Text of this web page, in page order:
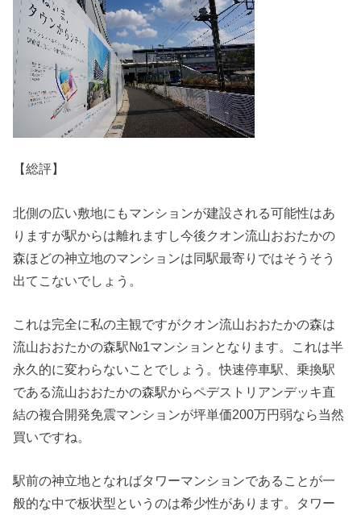
【総評】
北側の広い敷地にもマンションが建設される可能性はあ
りますが駅からは離れますし今後クオン流山おおたかの
森ほどの神立地のマンションは同駅最寄りではそうそう
出てこないでしょう。
これは完全に私の主観ですがクオン流山おおたかの森は
流山おおたかの森駅№1マンションとなります。これは半
永久的に変わらないことでしょう。快速停車駅、乗換駅
である流山おおたかの森駅からペデストリアンデッキ直
結の複合開発免震マンションが坪単価200万円弱なら当然
買いですね。
駅前の神立地となればタワーマンションであることが一
般的な中で板状型というのは希少性があります。タワー